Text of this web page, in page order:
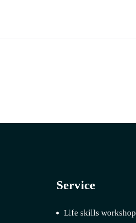
Service
Life skills workshop